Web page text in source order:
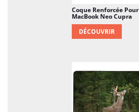
Coque Renforcée Pour
MacBook Neo Cupra
DÉCOUVRIR